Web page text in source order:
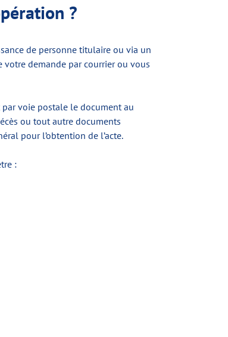
?
de personne titulaire ou via un
votre demande par courrier ou vous
voie postale le document au
ou tout autre documents
pour l’obtention de l’acte.
: